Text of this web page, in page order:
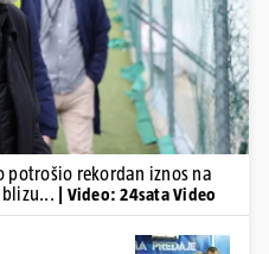
potrošio rekordan iznos na
| Video: 24sata Video